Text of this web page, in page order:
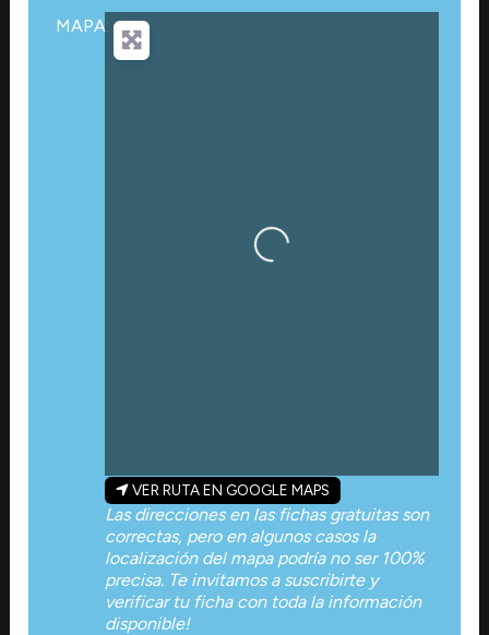
MAPA:
Cargando…
VER RUTA EN GOOGLE MAPS
Las direcciones en las fichas gratuitas son
correctas, pero en algunos casos la
localización del mapa podría no ser 100%
precisa. Te invitamos a suscribirte y
verificar tu ficha con toda la información
disponible!